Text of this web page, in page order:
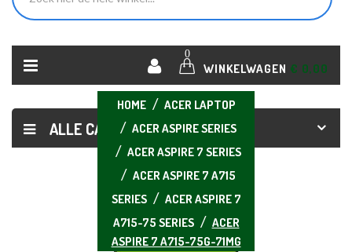
0
WINKELWAGEN € 0,00
ALLE CATEGORIEËN
HOME
ACER LAPTOP
ACER ASPIRE SERIES
ACER ASPIRE 7 SERIES
ACER ASPIRE 7 A715
SERIES
ACER ASPIRE 7
A715-75 SERIES
ACER
ASPIRE 7 A715-75G-71MG